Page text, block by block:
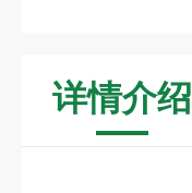
详情介绍